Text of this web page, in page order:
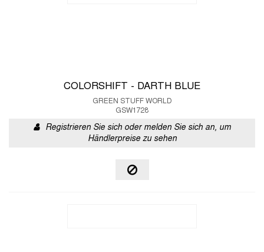
COLORSHIFT - DARTH BLUE
GREEN STUFF WORLD
GSW1728
Registrieren Sie sich oder melden Sie sich an, um
Händlerpreise zu sehen